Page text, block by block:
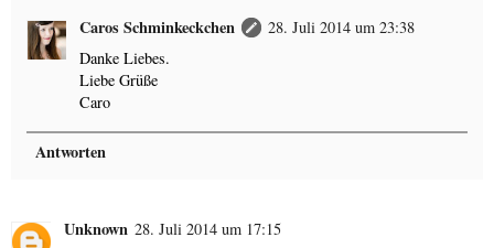
Caros Schminkeckchen
28. Juli 2014 um 23:38
Danke Liebes.
Liebe Grüße
Caro
Antworten
Unknown 28. Juli 2014 um 17:15